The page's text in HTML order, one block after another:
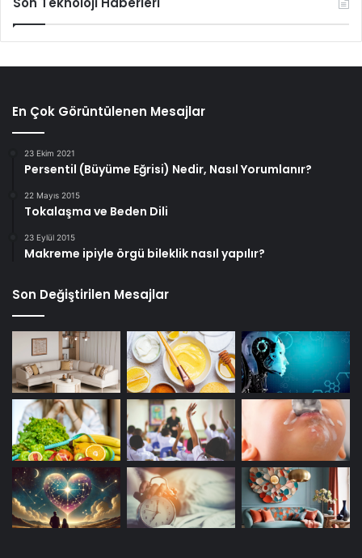
En Çok Görüntülenen Mesajlar
23 Ekim 2021
Persentil (Büyüme Eğrisi) Nedir, Nasıl Yorumlanır?
22 Mayıs 2015
Tokalaşma ve Beden Dili
23 Eylül 2015
Makreme ipiyle örgü bileklik nasıl yapılır?
Son Değiştirilen Mesajlar